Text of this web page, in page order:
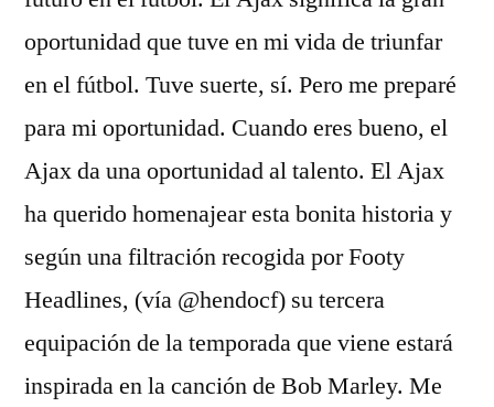
oportunidad que tuve en mi vida de triunfar
en el fútbol. Tuve suerte, sí. Pero me preparé
para mi oportunidad. Cuando eres bueno, el
Ajax da una oportunidad al talento. El Ajax
ha querido homenajear esta bonita historia y
según una filtración recogida por Footy
Headlines, (vía @hendocf) su tercera
equipación de la temporada que viene estará
inspirada en la canción de Bob Marley. Me